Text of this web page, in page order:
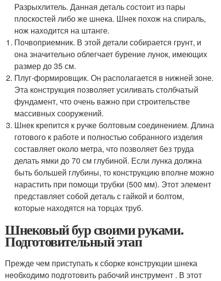
Разрыхлитель. Данная деталь состоит из пары
плоскостей либо же шнека. Шнек похож на спираль,
нож находится на штанге.
Почвоприемник. В этой детали собирается грунт, и
она значительно облегчает бурение лунок, имеющих
размер до 35 см.
Плуг-формировщик. Он располагается в нижней зоне.
Эта конструкция позволяет усиливать столбчатый
фундамент, что очень важно при строительстве
массивных сооружений.
Шнек крепится к ручке болтовым соединением. Длина
готового к работе и полностью собранного изделия
составляет около метра, что позволяет без труда
делать ямки до 70 см глубиной. Если лунка должна
быть большей глубины, то конструкцию вполне можно
нарастить при помощи трубки (500 мм). Этот элемент
представляет собой деталь с гайкой и болтом,
которые находятся на торцах труб.
Шнековый бур своими руками.
Подготовительный этап
Прежде чем приступать к сборке конструкции шнека
необходимо подготовить рабочий инструмент . В этот